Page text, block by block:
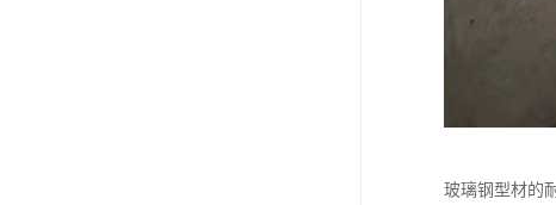
玻璃钢型材的